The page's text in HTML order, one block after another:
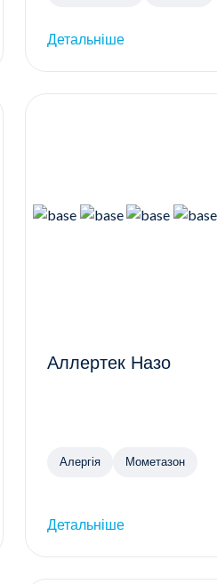
Детальніше
Аллертек Назо
Алергія Мометазон
Детальніше